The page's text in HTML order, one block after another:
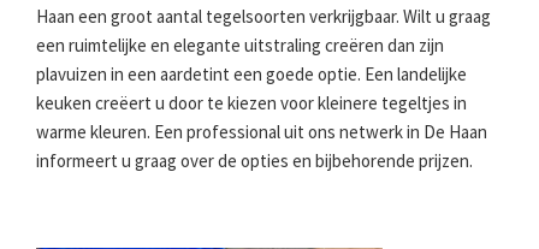
Haan een groot aantal tegelsoorten verkrijgbaar. Wilt u graag
een ruimtelijke en elegante uitstraling creëren dan zijn
plavuizen in een aardetint een goede optie. Een landelijke
keuken creëert u door te kiezen voor kleinere tegeltjes in
warme kleuren. Een professional uit ons netwerk in De Haan
informeert u graag over de opties en bijbehorende prijzen.